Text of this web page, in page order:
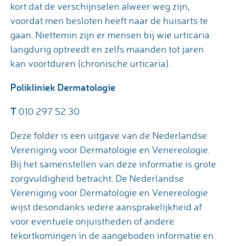
kort dat de verschijnselen alweer weg zijn,
voordat men besloten heeft naar de huisarts te
gaan. Niettemin zijn er mensen bij wie urticaria
langdurig optreedt en zelfs maanden tot jaren
kan voortduren (chronische urticaria).
Polikliniek Dermatologie
T 010 297 52 30
Deze folder is een uitgave van de Nederlandse
Vereniging voor Dermatologie en Venereologie.
Bij het samenstellen van deze informatie is grote
zorgvuldigheid betracht. De Nederlandse
Vereniging voor Dermatologie en Venereologie
wijst desondanks iedere aansprakelijkheid af
voor eventuele onjuistheden of andere
tekortkomingen in de aangeboden informatie en